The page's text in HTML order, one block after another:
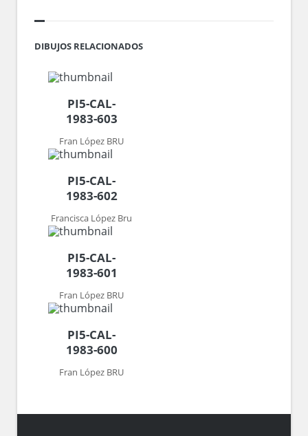
DIBUJOS RELACIONADOS
PI5-CAL-
1983-603
Fran López BRU
PI5-CAL-
1983-602
Francisca López Bru
PI5-CAL-
1983-601
Fran López BRU
PI5-CAL-
1983-600
Fran López BRU